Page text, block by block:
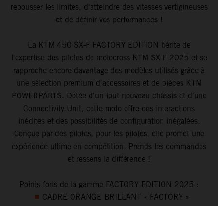
repousser les limites, d'atteindre des vitesses vertigineuses
et de définir vos performances !
La KTM 450 SX-F FACTORY EDITION hérite de
l'expertise des pilotes de motocross KTM SX-F 2025 et se
rapproche encore davantage des modèles utilisés grâce à
une sélection premium d'accessoires et de pièces KTM
POWERPARTS. Dotée d'un tout nouveau châssis et d'une
Connectivity Unit, cette moto offre des interactions
inédites et des possibilités de configuration inégalées.
Conçue par des pilotes, pour les pilotes, elle promet une
expérience ultime en compétition. Prends les commandes
et ressens la différence !
Points forts de la gamme FACTORY EDITION 2025 :
CADRE ORANGE BRILLANT « FACTORY »